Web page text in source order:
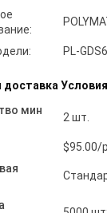
PL-GDS6
доставка
мин
2 шт.
$95.00/